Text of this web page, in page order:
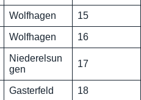
Wolfhagen 15
Wolfhagen 16
Niederelsun
gen
17
Gasterfeld 18